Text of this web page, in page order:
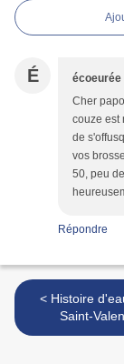
É écoeurée
Cher
couze est
de
vos
50, peu
Répondre
< Histoire d'eau pour la
Saint-